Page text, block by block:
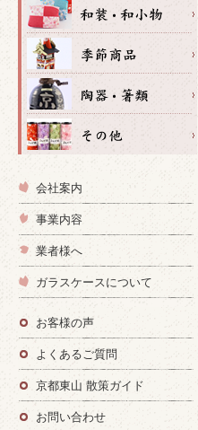
会社案内
事業内容
業者様へ
ガラスケースについて
お客様の声
よくあるご質問
京都東山 散策ガイド
お問い合わせ